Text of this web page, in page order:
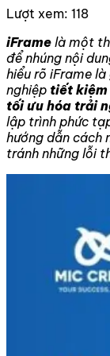
Lượt xem: 118
iFrame là một
để nhúng nội
hiểu rõ iFrame
nghiệp tiết
tối ưu hóa trải
lập trình phức
hướng dẫn cách
tránh những lỗi